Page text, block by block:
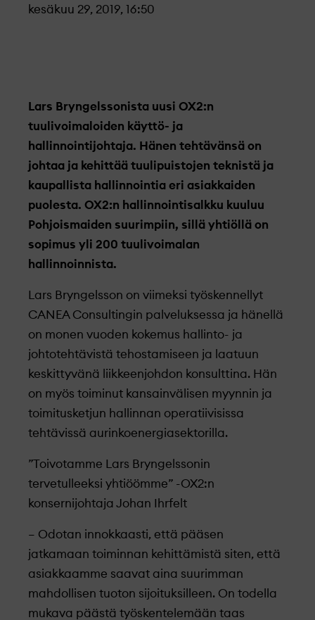
kesäkuu 29, 2019, 16:50
Lars Bryngelssonista uusi OX2:n
tuulivoimaloiden käyttö- ja
hallinnointijohtaja. Hänen tehtävänsä on
johtaa ja kehittää tuulipuistojen teknistä ja
kaupallista hallinnointia eri asiakkaiden
puolesta. OX2:n hallinnointisalkku kuuluu
Pohjoismaiden suurimpiin, sillä yhtiöllä on
sopimus yli 200 tuulivoimalan
hallinnoinnista.
Lars Bryngelsson on viimeksi työskennellyt
CANEA Consultingin palveluksessa ja hänellä
on monen vuoden kokemus hallinto- ja
johtotehtävistä tehostamiseen ja laatuun
keskittyvänä liikkeenjohdon konsulttina. Hän
on myös toiminut kansainvälisen myynnin ja
toimitusketjun hallinnan operatiivisissa
tehtävissä aurinkoenergiasektorilla.
”Toivotamme Lars Bryngelssonin
tervetulleeksi yhtiöömme” -OX2:n
konsernijohtaja Johan Ihrfelt
– Odotan innokkaasti, että pääsen
jatkamaan toiminnan kehittämistä siten, että
asiakkaamme saavat aina suurimman
mahdollisen tuoton sijoituksilleen. On todella
mukava päästä työskentelemään taas